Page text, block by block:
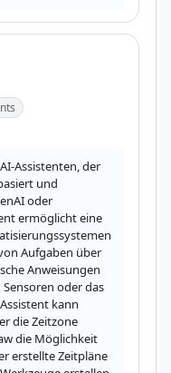
Assistenten, der
und
oder
ermöglicht eine
Aufgaben über
Anweisungen
oder das
kann
die Zeitzone
die Möglichkeit
erstellte Zeitpläne